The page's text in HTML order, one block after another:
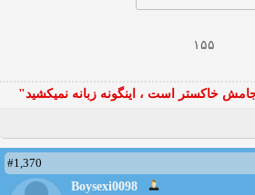
۱۵۵
خاكستر است ، اينگونه زبانه نميكشيد"
#1,370
Boysexi0098